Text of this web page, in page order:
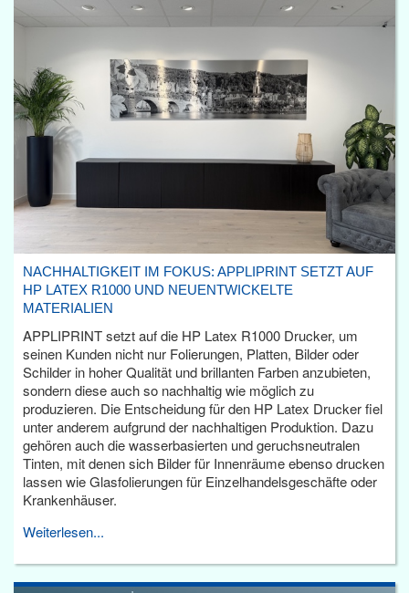
NACHHALTIGKEIT IM FOKUS: APPLIPRINT SETZT AUF
HP LATEX R1000 UND NEUENTWICKELTE
MATERIALIEN
APPLIPRINT setzt auf die HP Latex R1000 Drucker, um
seinen Kunden nicht nur Folierungen, Platten, Bilder oder
Schilder in hoher Qualität und brillanten Farben anzubieten,
sondern diese auch so nachhaltig wie möglich zu
produzieren. Die Entscheidung für den HP Latex Drucker fiel
unter anderem aufgrund der nachhaltigen Produktion. Dazu
gehören auch die wasserbasierten und geruchsneutralen
Tinten, mit denen sich Bilder für Innenräume ebenso drucken
lassen wie Glasfolierungen für Einzelhandelsgeschäfte oder
Krankenhäuser.
Weiterlesen...